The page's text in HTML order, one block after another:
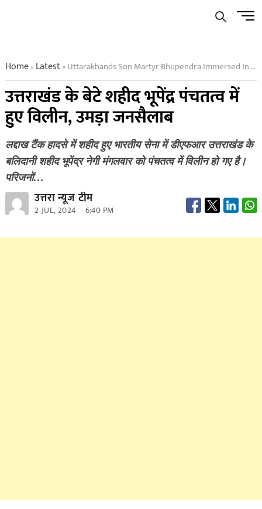
Menu
Home»Latest»Uttarakhands Son Martyr Bhupendra Immersed In Panchtatva Huge Crowd Gathered
उत्तराखंड के बेटे शहीद भूपेंद्र पंचतत्व में
हुए विलीन, उमड़ा जनसैलाब
लद्दाख टैंक हादसे में शहीद हुए भारतीय सेना में डीएफआर उत्तराखंड के
बलिदानी शहीद भूपेंद्र नेगी मंगलवार को पंचतत्व में विलीन हो गए है।
परिजनों…
उत्तरा न्यूज टीम
2 JUL, 2024 6:40 PM